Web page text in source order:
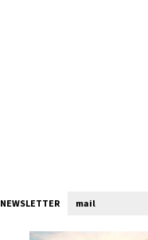
NEWSLETTER